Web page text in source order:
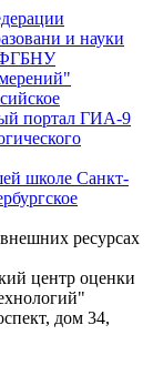
и науки
портал ГИА-9
школе Санкт-
ресурсах
центр оценки
дом 34,